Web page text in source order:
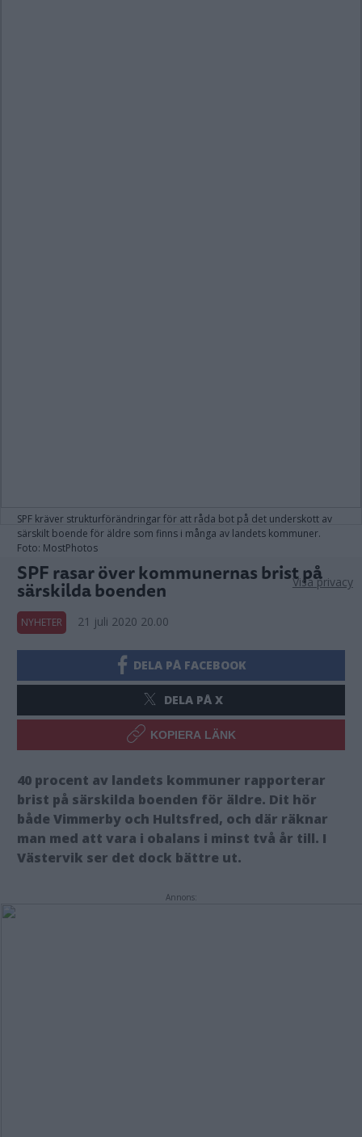
SPF kräver strukturförändringar för att råda bot på det underskott av
särskilt boende för äldre som finns i många av landets kommuner.
Foto: MostPhotos
SPF rasar över kommunernas brist på
särskilda boenden
NYHETER 21 juli 2020 20.00
DELA PÅ FACEBOOK
DELA PÅ X
KOPIERA LÄNK
40 procent av landets kommuner rapporterar
brist på särskilda boenden för äldre. Dit hör
både Vimmerby och Hultsfred, och där räknar
man med att vara i obalans i minst två år till. I
Västervik ser det dock bättre ut.
Annons:
Visa privacy